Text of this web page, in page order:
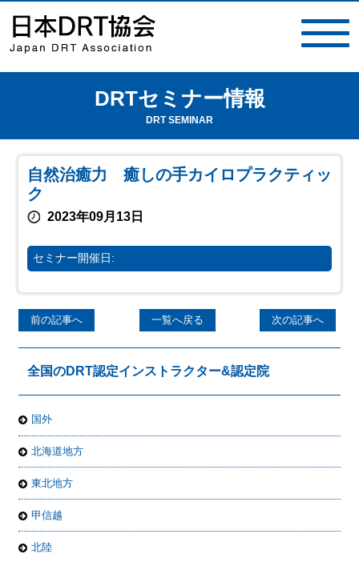
DRTセミナー情報
DRT SEMINAR
自然治癒力 癒しの手カイロプラクティッ
ク
2023年09月13日
セミナー開催日:
前の記事へ 一覧へ戻る 次の記事へ
全国のDRT認定インストラクター&認定院
国外
北海道地方
東北地方
甲信越
北陸